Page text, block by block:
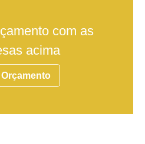
com as
acima
Orçamento